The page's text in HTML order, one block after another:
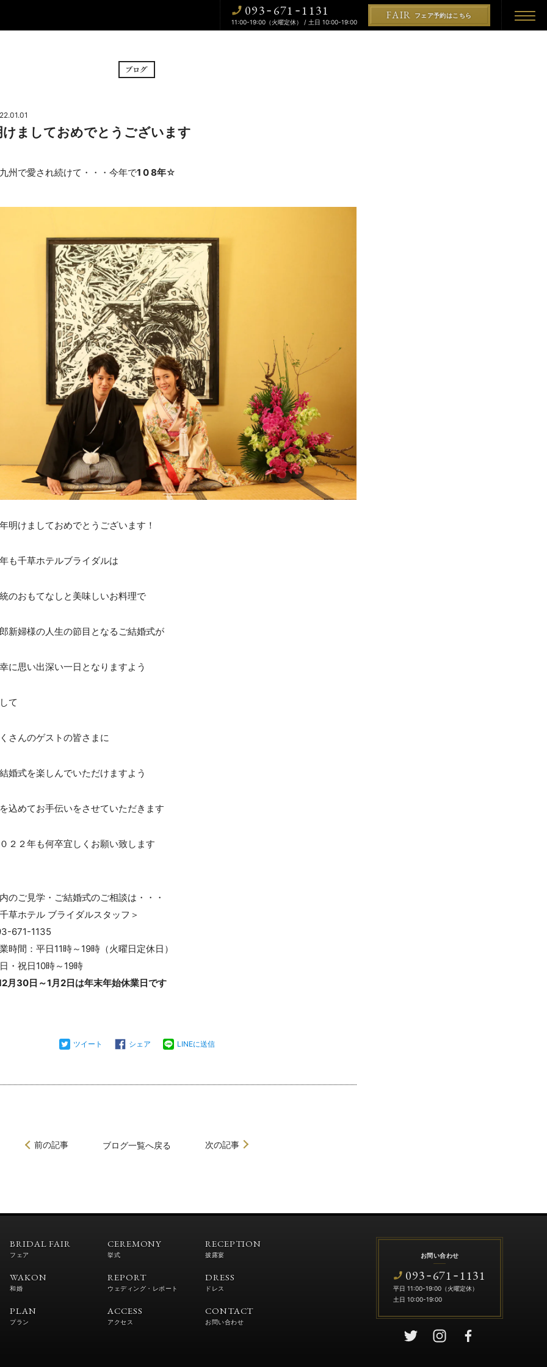
093- 671 -1131
11:00-19:00（火曜定休） / 土日 10:00-19:00
FAIR フェア予約はこちら
BRIDAL FAIR
CUISINE
CONTACT
けましておめでとうございます
州で愛され続けて・・・今年で1 0 8年☆
明けましておめでとうございます！
も千草ホテルブライダルは
のおもてなしと美味しいお料理で
新婦様の人生の節目となるご結婚式が
に思い出深い一日となりますよう
て
さんのゲストの皆さまに
婚式を楽しんでいただけますよう
込めてお手伝いをさせていただきます
２２年も何卒宜しくお願い致します
のご見学・ご結婚式のご相談は・・・
草ホテル ブライダルスタッフ＞
671-1135
時間：平日11時～19時（火曜日定休日）
・祝日10時～19時
月30日～1月2日は年末年始休業日です
ツイート シェア LINEに送信
前の記事 ブログ一覧へ戻る 次の記事
BRIDAL FAIR
フェア
CEREMONY
挙式
RECEPTION
披露宴
WAKON
和婚
REPORT
ウェディング・レポート
DRESS
ドレス
PLAN
プラン
ACCESS
アクセス
CONTACT
お問い合わせ
お問い合わせ
093-671 -1131
平日 11:00-19:00（火曜定休）
土日 10:00-19:00